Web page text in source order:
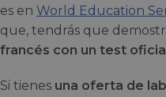
es en World Education
que, tendrás que
francés con un test oficial
Si tienes una oferta de